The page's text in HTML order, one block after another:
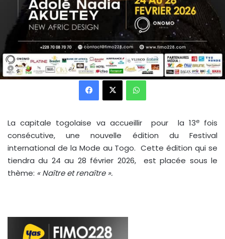
Facebook X WhatsApp
La capitale togolaise va accueillir pour la 13efois
consécutive, une nouvelle édition du Festival
international de la Mode au Togo. Cette édition qui se
tiendra du 24 au 28 février 2026, est placée sous le
thème: « Naître et renaître ».